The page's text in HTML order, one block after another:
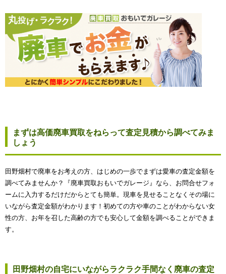
まずは高価廃車買取をねらって査定見積から調べてみま
しょう
田野畑村で廃車をお考えの方、はじめの一歩でまずは愛車の査定金額を
調べてみませんか？『廃車買取おもいでガレージ』なら、お問合せフォ
ームに入力するだけだからとても簡単。現車を見せることなくその場に
いながら査定金額がわかります！初めての方や車のことがわからない女
性の方、お年を召した高齢の方でも安心して金額を調べることができま
す。
田野畑村の自宅にいながらラクラク手間なく廃車の査定